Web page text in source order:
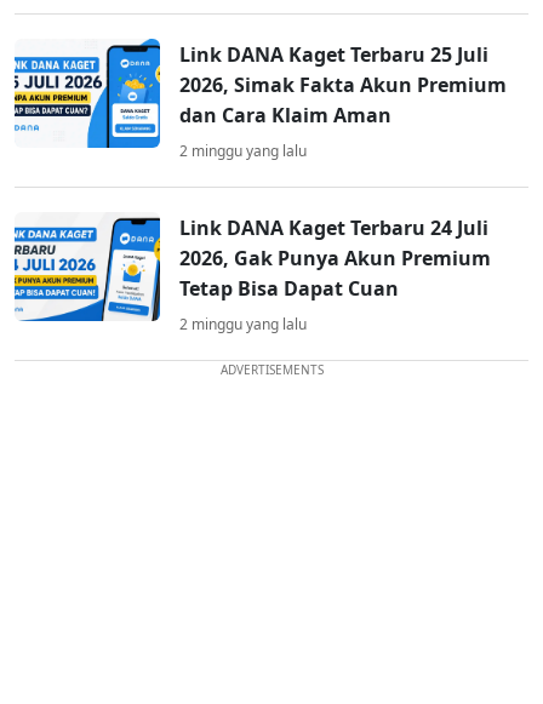
Link DANA Kaget Terbaru 25 Juli
2026, Simak Fakta Akun Premium
dan Cara Klaim Aman
2 minggu yang lalu
Link DANA Kaget Terbaru 24 Juli
2026, Gak Punya Akun Premium
Tetap Bisa Dapat Cuan
2 minggu yang lalu
ADVERTISEMENTS